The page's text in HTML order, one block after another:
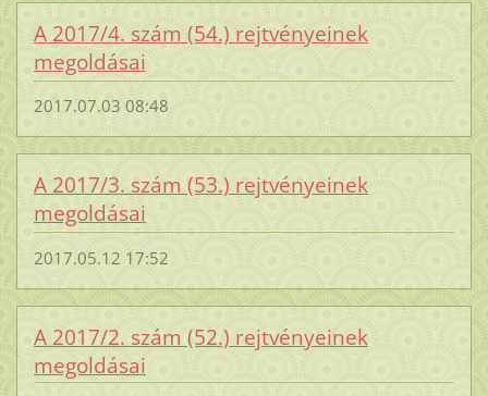
A 2017/4. szám (54.) rejtvényeinek
megoldásai
2017.07.03 08:48
A 2017/3. szám (53.) rejtvényeinek
megoldásai
2017.05.12 17:52
A 2017/2. szám (52.) rejtvényeinek
megoldásai